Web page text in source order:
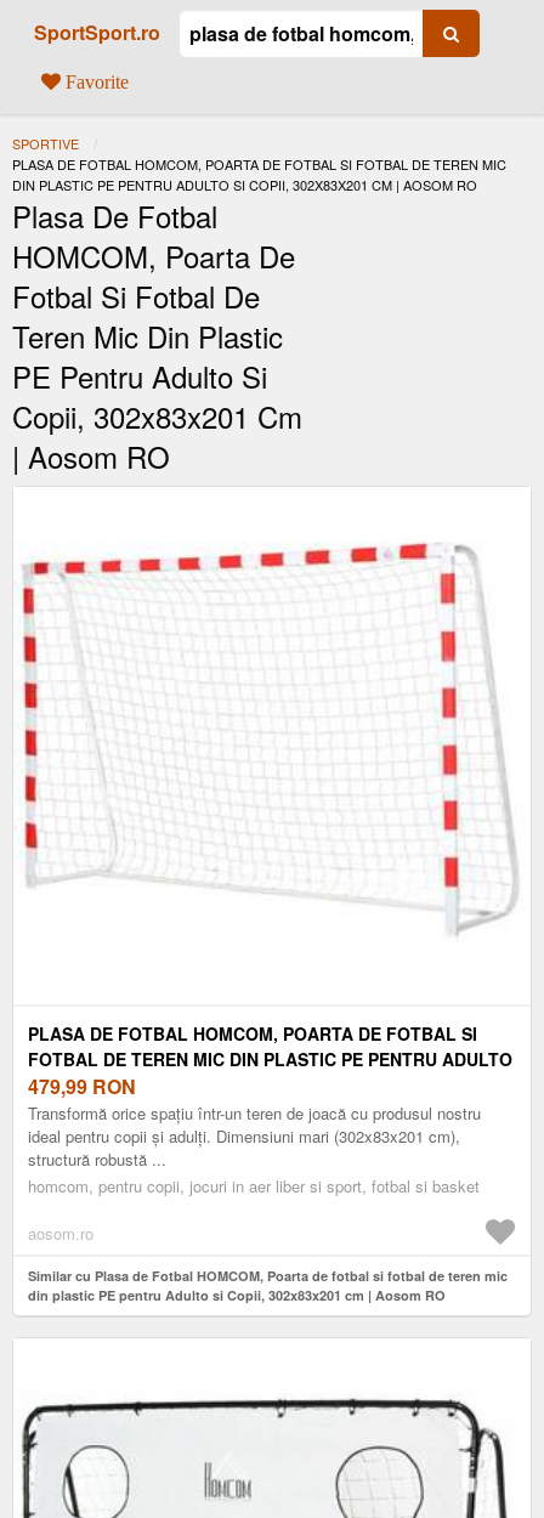
SportSport.ro
Favorite
SPORTIVE
ACTUAL:
PLASA DE FOTBAL HOMCOM, POARTA DE FOTBAL SI FOTBAL DE TEREN MIC
DIN PLASTIC PE PENTRU ADULTO SI COPII, 302X83X201 CM | AOSOM RO
Plasa De Fotbal
HOMCOM, Poarta De
Fotbal Si Fotbal De
Teren Mic Din Plastic
PE Pentru Adulto Si
Copii, 302x83x201 Cm
| Aosom RO
PLASA DE FOTBAL HOMCOM, POARTA DE FOTBAL SI
FOTBAL DE TEREN MIC DIN PLASTIC PE PENTRU ADULTO
SI COPII, 302X83X201 CM | AOSOM RO
479,99 RON
Transformă orice spațiu într-un teren de joacă cu produsul nostru
ideal pentru copii și adulți. Dimensiuni mari (302x83x201 cm),
structură robustă ...
homcom, pentru copii, jocuri in aer liber si sport, fotbal si basket
aosom.ro
Similar cu Plasa de Fotbal HOMCOM, Poarta de fotbal si fotbal de teren mic
din plastic PE pentru Adulto si Copii, 302x83x201 cm | Aosom RO